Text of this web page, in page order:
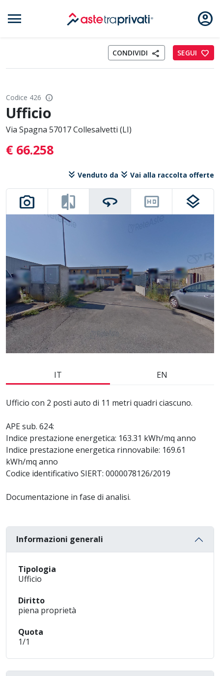
menu Aste account_circle
CONDIVIDI share SEGUI favorite
Codice 426 info
Ufficio
Via Spagna 57017 Collesalvetti (LI)
€ 66.258
keyboard_double_arrow_down Venduto da keyboard_double_arrow_down Vai alla raccolta offerte
photo_camera compare 360 hd layers
IT EN
Ufficio con 2 posti auto di 11 metri quadri ciascuno.
APE sub. 624:
Indice prestazione energetica: 163.31 kWh/mq anno
Indice prestazione energetica rinnovabile: 169.61
kWh/mq anno
Codice identificativo SIERT: 0000078126/2019
Documentazione in fase di analisi.
Informazioni generali
Tipologia
Ufficio
Diritto
piena proprietà
Quota
1/1